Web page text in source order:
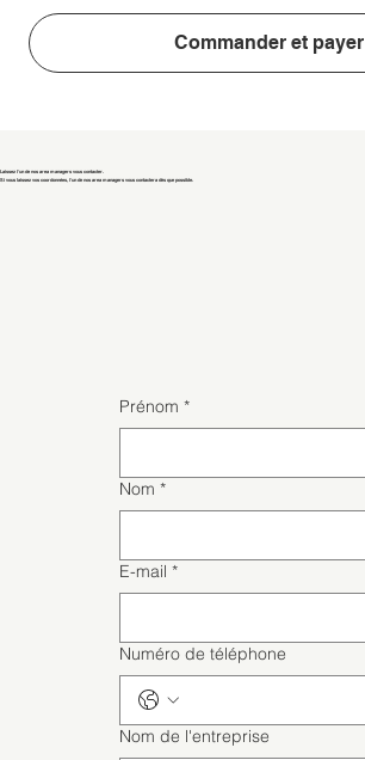
Commander et payer
Laissez l'un de nos area managers vous contacter.
Si vous laissez vos coordonnées, l'un de nos area managers vous contactera dès que possible.
Prénom *
Nom *
E-mail *
Numéro de téléphone
Nom de l'entreprise